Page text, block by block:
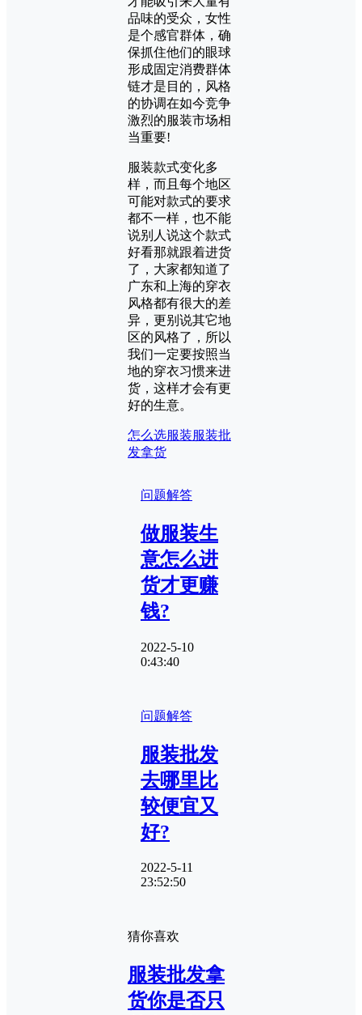
品味的受众，女性
是个感官群体，确
保抓住他们的眼球
形成固定消费群体
链才是目的，风格
的协调在如今竞争
激烈的服装市场相
当重要!
服装款式变化多
样，而且每个地区
可能对款式的要求
都不一样，也不能
说别人说这个款式
好看那就跟着进货
了，大家都知道了
广东和上海的穿衣
风格都有很大的差
异，更别说其它地
区的风格了，所以
我们一定要按照当
地的穿衣习惯来进
货，这样才会有更
好的生意。
怎么选服装服装批
发拿货
问题解答
做服装生
意怎么进
货才更赚
钱?
2022-5-10
0:43:40
问题解答
服装批发
去哪里比
较便宜又
好?
2022-5-11
23:52:50
猜你喜欢
服装批发拿
货你是否只